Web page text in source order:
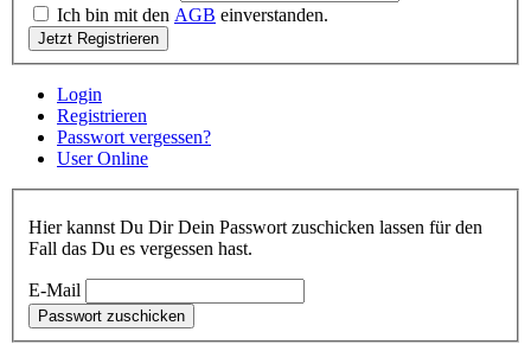
Ich bin mit den AGB einverstanden.
Jetzt Registrieren
Login
Registrieren
Passwort vergessen?
User Online
Hier kannst Du Dir Dein Passwort zuschicken lassen für den
Fall das Du es vergessen hast.
E-Mail
Passwort zuschicken